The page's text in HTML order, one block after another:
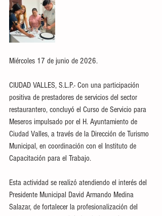
Miércoles 17 de junio de 2026.
CIUDAD VALLES, S.L.P.- Con una participación
positiva de prestadores de servicios del sector
restaurantero, concluyó el Curso de Servicio para
Meseros impulsado por el H. Ayuntamiento de
Ciudad Valles, a través de la Dirección de Turismo
Municipal, en coordinación con el Instituto de
Capacitación para el Trabajo.
Esta actividad se realizó atendiendo el interés del
Presidente Municipal David Armando Medina
Salazar, de fortalecer la profesionalización del